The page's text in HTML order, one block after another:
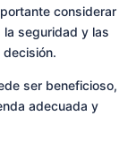
considerar
seguridad y las
ser beneficioso,
adecuada y